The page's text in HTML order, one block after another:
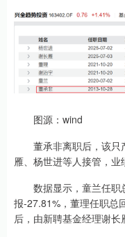
图源：wind
董承非离职后，该只
雁、杨世进等人接管，业
数据显示，童兰任职
报-27.81%，董理任职总
后，由新聘基金经理谢长